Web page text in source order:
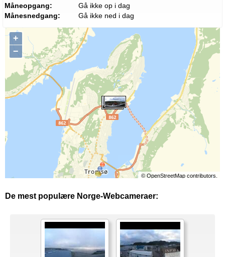
Måneopgang:
Gå ikke op i dag
Månesnedgang:
Gå ikke ned i dag
+
−
© OpenStreetMapcontributors.
De mest populære Norge-Webcameraer: